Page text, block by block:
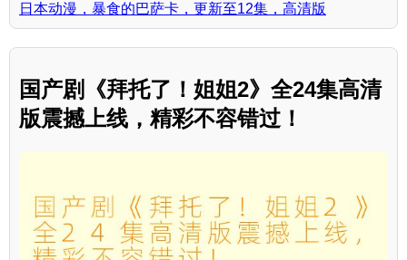
日本动漫，暴食的巴萨卡，更新至12集，高清版
国产剧《拜托了！姐姐2》全24集高清
版震撼上线，精彩不容错过！